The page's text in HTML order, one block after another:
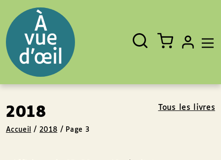
Fermer
Rechercher
un
livre,
un
auteur,
un
EAN
2018 Tous les livres
Accueil /2018 / Page 3